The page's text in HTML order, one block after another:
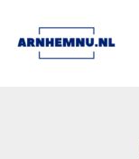
arnhemnu.nl